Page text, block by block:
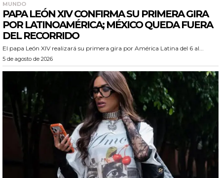
MUNDO
PAPA LEÓN XIV CONFIRMA SU PRIMERA GIRA
POR LATINOAMÉRICA; MÉXICO QUEDA FUERA
DEL RECORRIDO
El papa León XIV realizará su primera gira por América Latina del 6 al...
5 de agosto de 2026